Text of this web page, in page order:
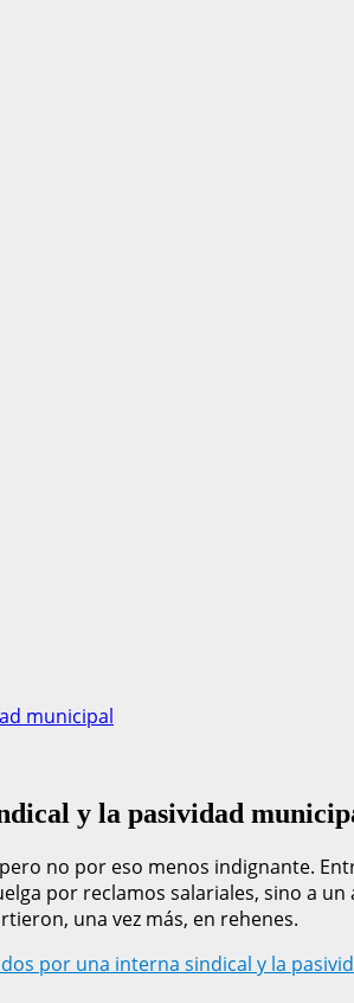
municipal
y la pasividad
no por eso menos indignante.
por reclamos salariales, sino a
una vez más, en rehenes.
por una interna sindical y la